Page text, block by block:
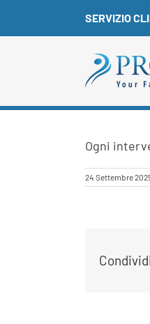
contenuto
SERVIZIO
Ogni
24 Settembre